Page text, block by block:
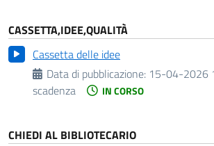
CASSETTA,IDEE,QUALITÀ
Cassetta delle idee
Data di pubblicazione: 15-04-2026
scadenza
IN CORSO
CHIEDI AL BIBLIOTECARIO